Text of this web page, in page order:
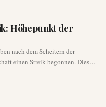
Höhepunkt der
nach dem Scheitern der
einen Streik begonnen. Dieser
und Kundendienststörungen